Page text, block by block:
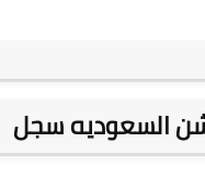
السعوديه سجل